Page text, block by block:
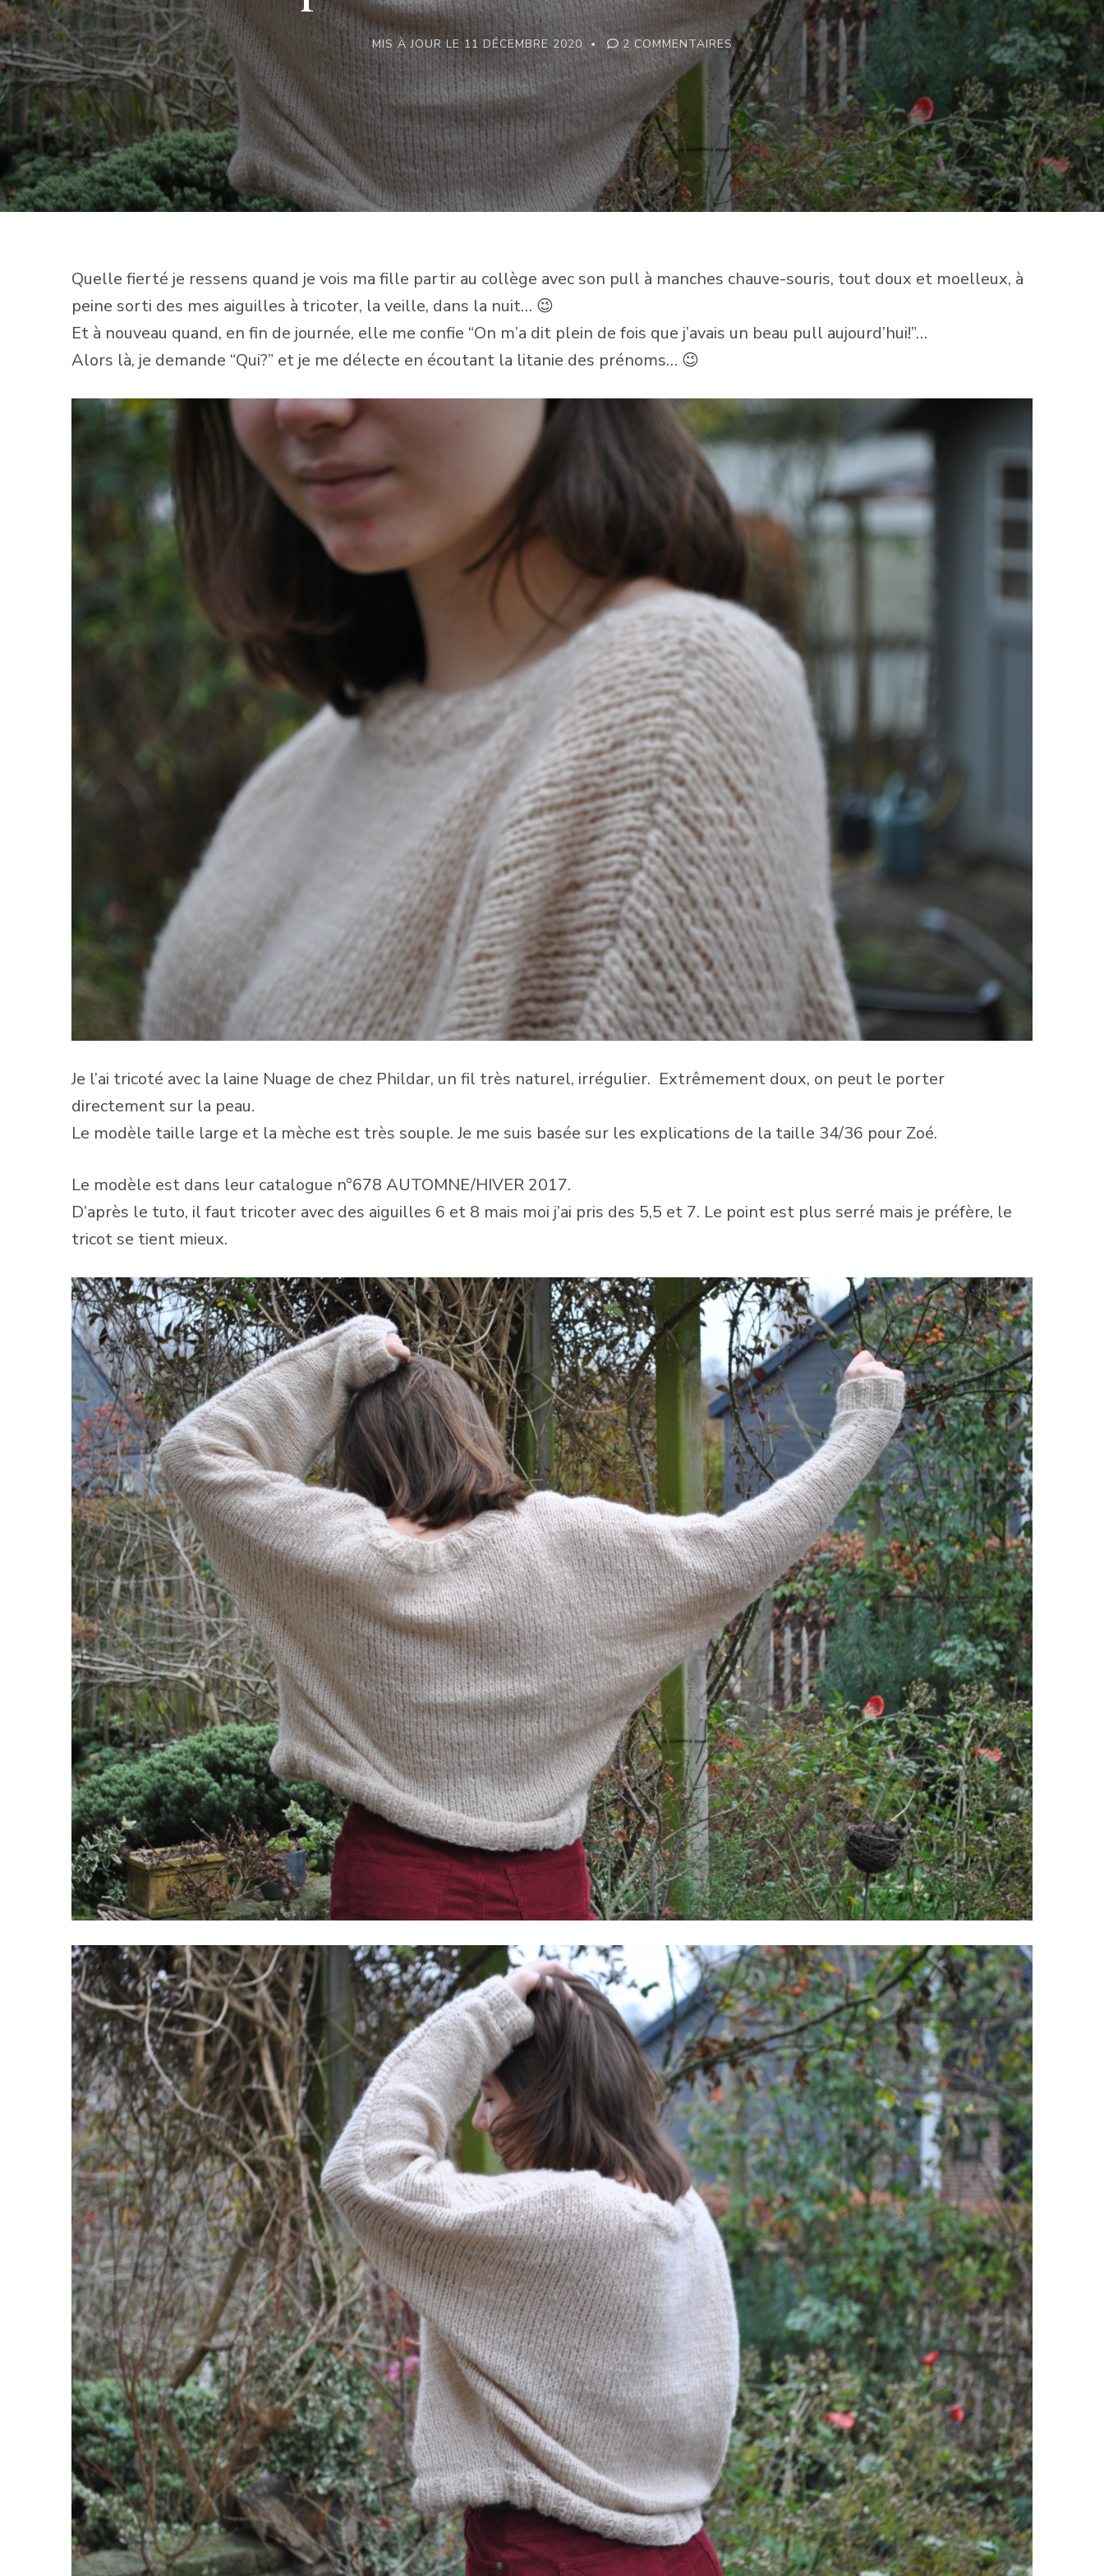
MIS À JOUR LE11 DÉCEMBRE 2020 2 COMMENTAIRESSUR
LE
PULL
À
MANCHES
CHAUVE-
SOURIS
Quelle fierté je ressens quand je vois ma fille partir au collège avec son pull à manches chauve-souris, tout doux et moelleux, à
peine sorti des mes aiguilles à tricoter, la veille, dans la nuit… 😉
Et à nouveau quand, en fin de journée, elle me confie “On m’a dit plein de fois que j’avais un beau pull aujourd’hui!”…
Alors là, je demande “Qui?” et je me délecte en écoutant la litanie des prénoms… 😉
Je l’ai tricoté avec la laine Nuage de chez Phildar, un fil très naturel, irrégulier. Extrêmement doux, on peut le porter
directement sur la peau.
Le modèle taille large et la mèche est très souple. Je me suis basée sur les explications de la taille 34/36 pour Zoé.
Le modèle est dans leur catalogue n°678 AUTOMNE/HIVER 2017.
D’après le tuto, il faut tricoter avec des aiguilles 6 et 8 mais moi j’ai pris des 5,5 et 7. Le point est plus serré mais je préfère, le
tricot se tient mieux.